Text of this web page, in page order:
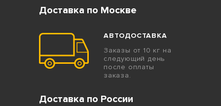
Доставка по Москве
АВТОДОСТАВКА
Заказы от 10 кг на
следующий день
после оплаты
заказа.
Доставка по России